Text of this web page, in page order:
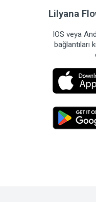
Lilyana
IOS veya
bağlantıları